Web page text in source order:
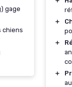
gage
chiens
＋
＋
＋